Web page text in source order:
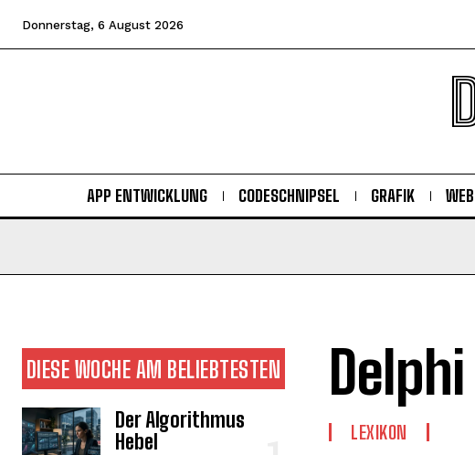
Donnerstag, 6 August 2026
APP ENTWICKLUNG CODESCHNIPSEL GRAFIK
DIESE WOCHE AM BELIEBTESTEN
Der Algorithmus
Hebel
LEXIKON